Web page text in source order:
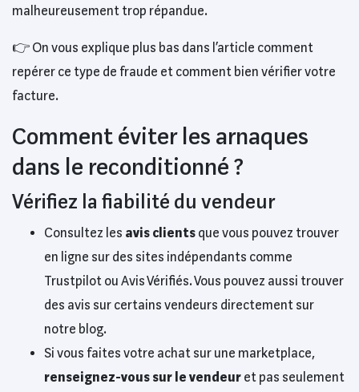
malheureusement trop répandue.
👉 On vous explique plus bas dans l’article comment
repérer ce type de fraude et comment bien vérifier votre
facture.
Comment éviter les arnaques
dans le reconditionné ?
Vérifiez la fiabilité du vendeur
Consultez les avis clients que vous pouvez trouver
en ligne sur des sites indépendants comme
Trustpilot ou Avis Vérifiés. Vous pouvez aussi trouver
des avis sur certains vendeurs directement sur
notre blog.
Si vous faites votre achat sur une marketplace,
renseignez-vous sur le vendeur et pas seulement